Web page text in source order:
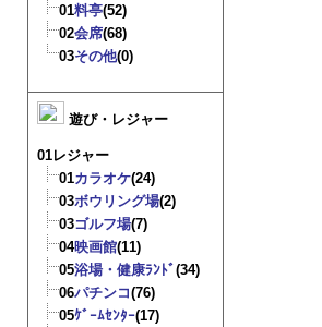
01料亭(52)
02会席(68)
03その他(0)
遊び・レジャー
01レジャー
01カラオケ(24)
03ボウリング場(2)
03ゴルフ場(7)
04映画館(11)
05浴場・健康ﾗﾝﾄﾞ(34)
06パチンコ(76)
05ｹﾞｰﾑｾﾝﾀｰ(17)